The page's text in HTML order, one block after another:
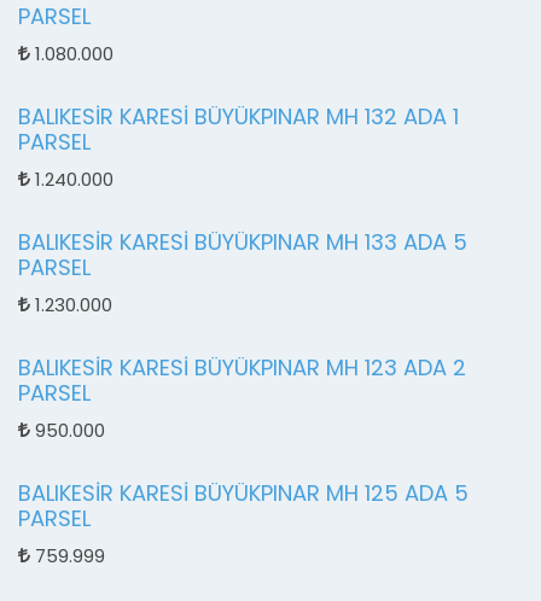
PARSEL
1.080.000
BALIKESİR KARESİ BÜYÜKPINAR MH 132 ADA 1
PARSEL
1.240.000
BALIKESİR KARESİ BÜYÜKPINAR MH 133 ADA 5
PARSEL
1.230.000
BALIKESİR KARESİ BÜYÜKPINAR MH 123 ADA 2
PARSEL
950.000
BALIKESİR KARESİ BÜYÜKPINAR MH 125 ADA 5
PARSEL
759.999